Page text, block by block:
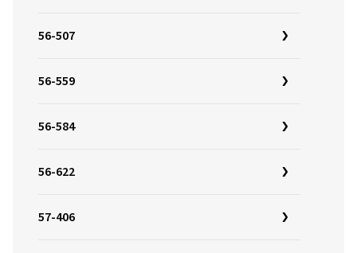
56-507
56-559
56-584
56-622
57-406